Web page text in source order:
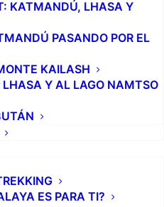
KATMANDÚ, LHASA Y
PASANDO POR EL
KAILASH
LHASA Y AL LAGO NAMTSO
ES PARA TI?